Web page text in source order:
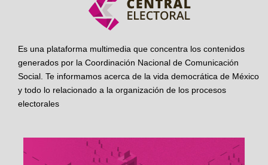
Es una plataforma multimedia que concentra los contenidos
generados por la Coordinación Nacional de Comunicación
Social. Te informamos acerca de la vida democrática de México
y todo lo relacionado a la organización de los procesos
electorales